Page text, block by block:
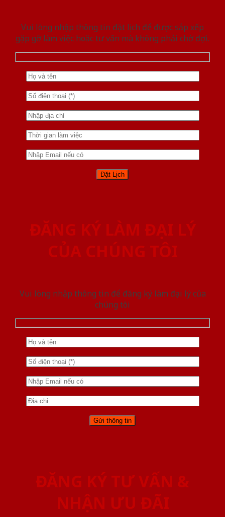
Vui lòng nhập thông tin đặt lịch để được sắp xếp
gặp gỡ làm việc hoăc tư vấn mà không phải chờ đợi.
ĐĂNG KÝ LÀM ĐẠI LÝ
CỦA CHÚNG TÔI
Vui lòng nhập thông tin để đăng ký làm đại lý của
chúng tôi
ĐĂNG KÝ TƯ VẤN &
NHẬN ƯU ĐÃI